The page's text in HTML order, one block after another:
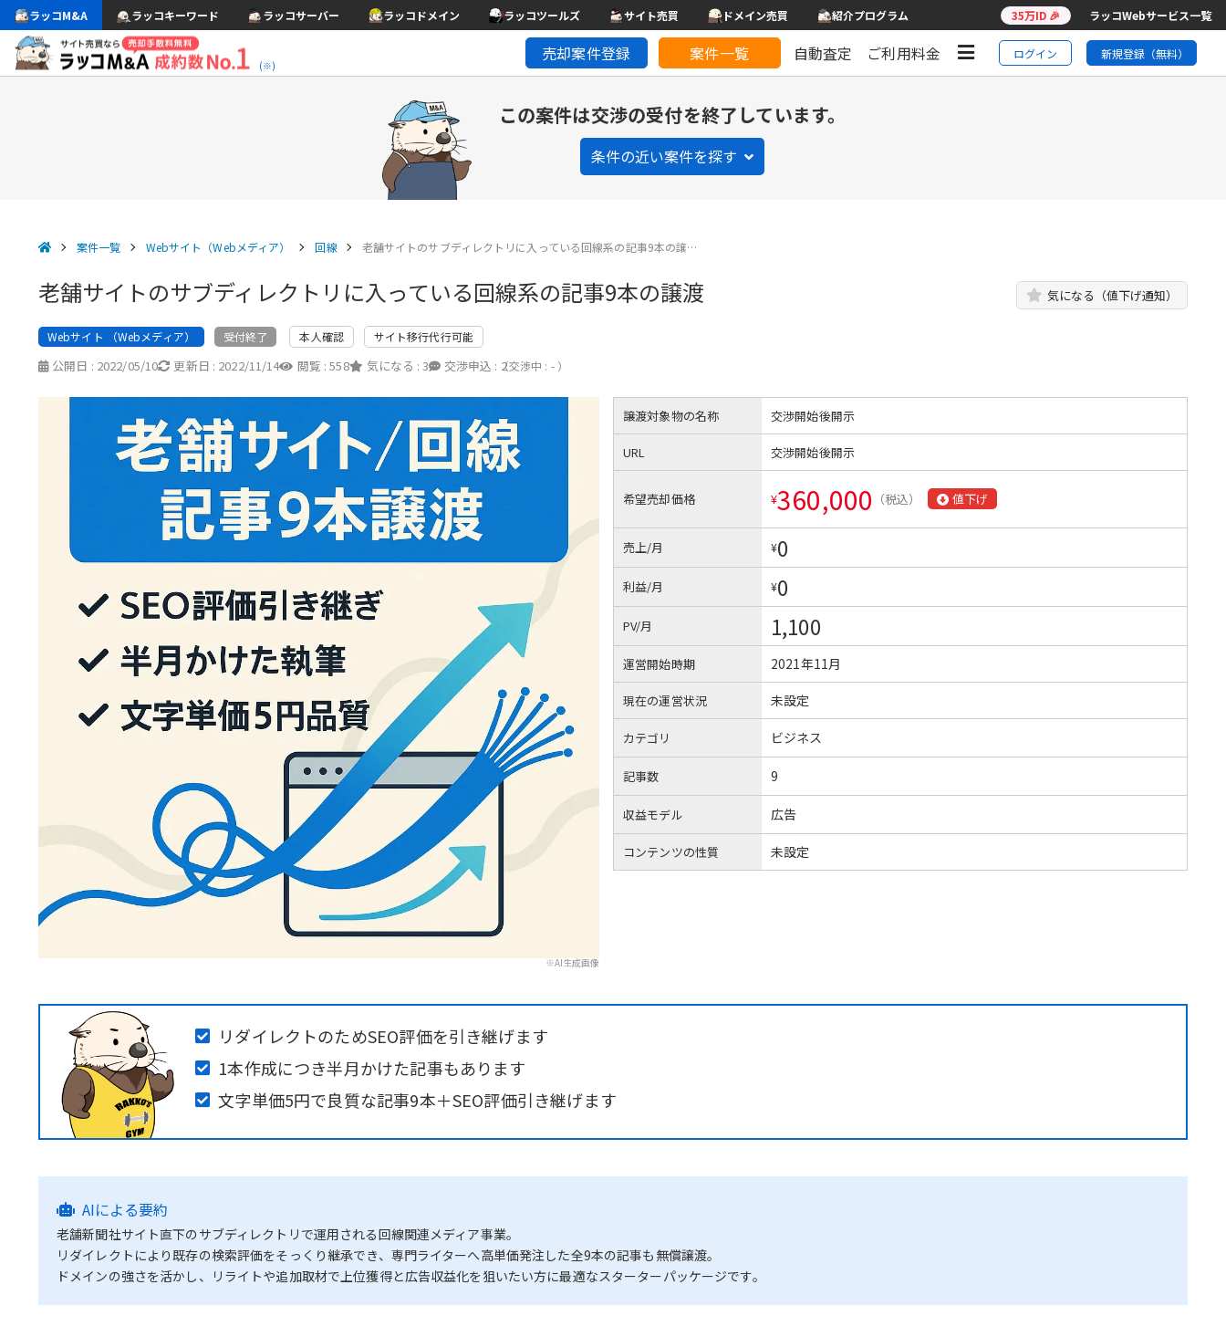
ラッコM&A ラッコキーワード ラッコサーバー ラッコドメイン ラッコツールズ サイト売買 ドメイン売買 紹介プログラム 35万ID 🎉 ラッコWebサービス一覧
(※)
売却案件登録 案件一覧 自動査定 ご利用料金 ログイン 新規登録（無料）
この案件は交渉の受付を終了しています。
条件の近い案件を探す
案件一覧 Webサイト（Webメディア） 回線 老舗サイトのサブディレクトリに入っている回線系の記事9本の譲…
老舗サイトのサブディレクトリに入っている回線系の記事9本の譲渡 気になる（値下げ通知）
Webサイト （Webメディア） 受付終了 本人確認 サイト移行代行可能
公開日 : 2022/05/10 更新日 : 2022/11/14 閲覧 :558 気になる : 3 交渉申込 : 2
（交渉中 : - ）
※AI生成画像
譲渡対象物の名称 交渉開始後開示
URL 交渉開始後開示
希望売却価格 ¥360,000 （税込） 値下げ
売上/月 ¥0
利益/月 ¥0
PV/月 1,100
運営開始時期 2021年11月
現在の運営状況 未設定
カテゴリ ビジネス
記事数 9
収益モデル 広告
コンテンツの性質 未設定
リダイレクトのためSEO評価を引き継げます
1本作成につき半月かけた記事もあります
文字単価5円で良質な記事9本＋SEO評価引き継げます
AIによる要約
老舗新聞社サイト直下のサブディレクトリで運用される回線関連メディア事業。
リダイレクトにより既存の検索評価をそっくり継承でき、専門ライターへ高単価発注した全9本の記事も無償譲渡。
ドメインの強さを活かし、リライトや追加取材で上位獲得と広告収益化を狙いたい方に最適なスターターパッケージです。